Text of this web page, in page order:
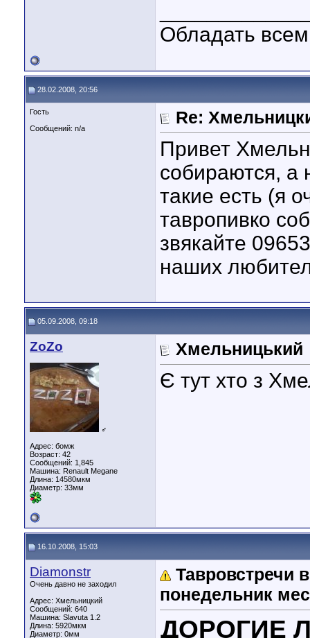
Обладать
28.02.2008, 20:56
Гость
Сообщений: n/a
Re:
Привет
собираются, а
такие есть (я
тавропивко
звякайте
наших
05.09.2008, 09:18
ZoZo
♂
Адрес: бомж
Возраст: 42
Сообщений: 1,845
Машина: Renault Megane
Длина: 14580мкм
Диаметр: 33мм
Хмельницький
Є тут хто з
16.10.2008, 15:03
Diamonstr
Очень давно не заходил
Адрес: Хмельницкий
Сообщений: 640
Машина: Slavuta 1.2
Длина: 5920мкм
Диаметр: 0мм
Тавровстречи
понедельник
ДОРОГИЕ